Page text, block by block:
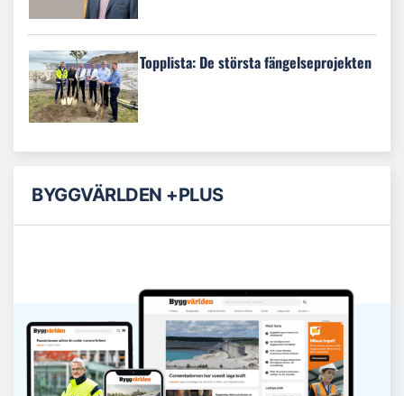
Topplista: De största fängelseprojekten
BYGGVÄRLDEN +PLUS